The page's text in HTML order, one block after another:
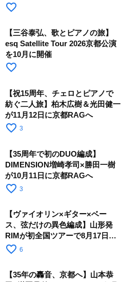
favorite_border
【三谷泰弘、歌とピアノの旅】
esq Satellite Tour 2026京都公演
を10月に開催
favorite_border
【祝15周年、チェロとピアノで
紡ぐ二人旅】柏木広樹＆光田健一
が11月12日に京都RAGへ
favorite_border 3
【35周年で初のDUO編成】
DIMENSION増崎孝司×勝田一樹
が10月11日に京都RAGへ
favorite_border 3
【ヴァイオリン×ギター×ベー
ス、弦だけの異色編成】山形発
RIMが初全国ツアーで8月17日に
RAGへ
favorite_border 6
【35年の轟音、京都へ】山本恭